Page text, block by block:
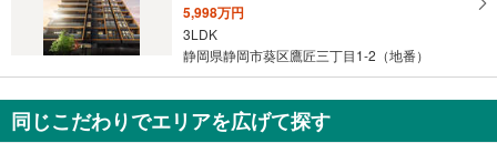
5,998万円
3LDK
静岡県静岡市葵区鷹匠三丁目1-2（地番）
同じこだわりでエリアを広げて探す